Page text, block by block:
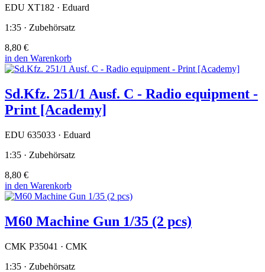
EDU XT182 · Eduard
1:35 · Zubehörsatz
8,80 €
in den Warenkorb
Sd.Kfz. 251/1 Ausf. C - Radio equipment -
Print [Academy]
EDU 635033 · Eduard
1:35 · Zubehörsatz
8,80 €
in den Warenkorb
M60 Machine Gun 1/35 (2 pcs)
CMK P35041 · CMK
1:35 · Zubehörsatz